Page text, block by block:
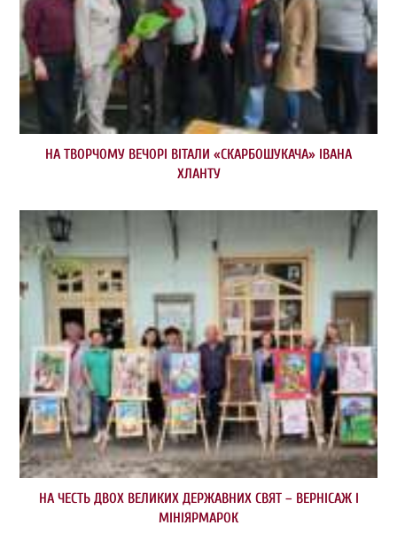
НА ТВОРЧОМУ ВЕЧОРІ ВІТАЛИ «СКАРБОШУКАЧА» ІВАНА
ХЛАНТУ
НА ЧЕСТЬ ДВОХ ВЕЛИКИХ ДЕРЖАВНИХ СВЯТ – ВЕРНІСАЖ І
МІНІЯРМАРОК